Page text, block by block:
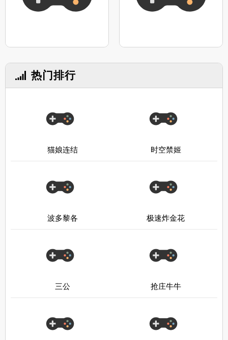
热门排行
猫娘连结 时空禁姬
波多黎各 极速炸金花
三公 抢庄牛牛